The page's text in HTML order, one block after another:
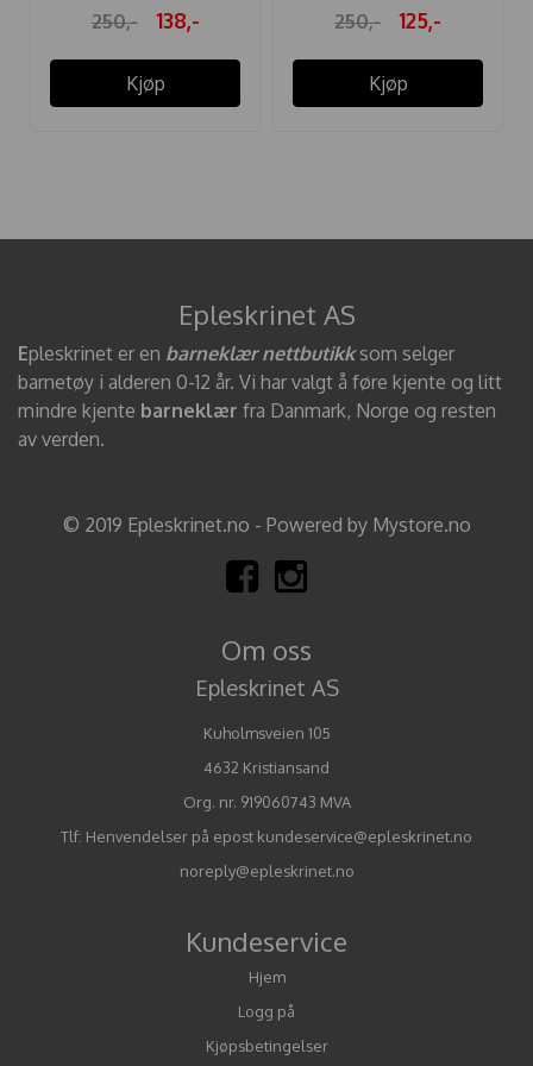
250,- 138,-
Kjøp
250,- 125,-
Kjøp
Epleskrinet AS
Epleskrinet er en barneklær nettbutikksom selger
barnetøy i alderen 0-12 år. Vi har valgt å føre kjente og litt
mindre kjente barneklær fra Danmark, Norge og resten
av verden.
© 2019 Epleskrinet.no - Powered by Mystore.no
Om oss
Epleskrinet AS
Kuholmsveien 105
4632 Kristiansand
Org. nr. 919060743 MVA
Tlf: Henvendelser på epost kundeservice@epleskrinet.no
noreply@epleskrinet.no
Kundeservice
Hjem
Logg på
Kjøpsbetingelser